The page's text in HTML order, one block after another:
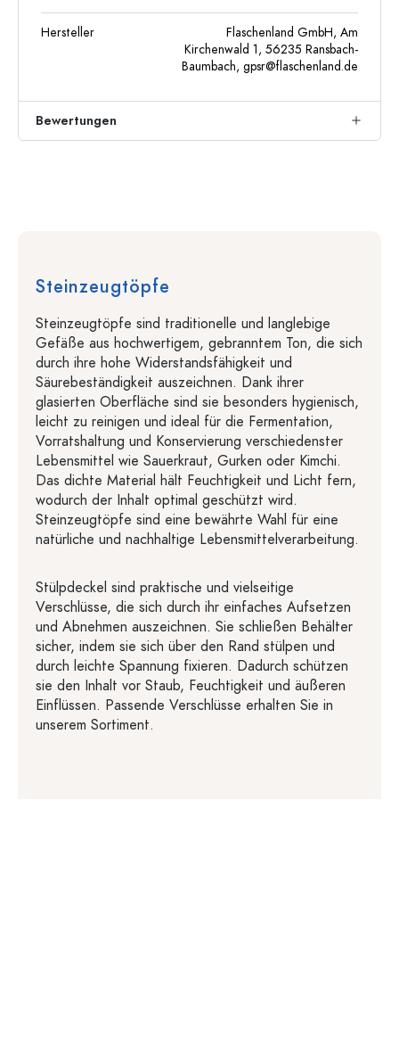
Hersteller
Flaschenland GmbH, Am
Kirchenwald 1, 56235 Ransbach-
Baumbach, gpsr@flaschenland.de
Bewertungen
Steinzeugtöpfe
Steinzeugtöpfe sind traditionelle und langlebige
Gefäße aus hochwertigem, gebranntem Ton, die sich
durch ihre hohe Widerstandsfähigkeit und
Säurebeständigkeit auszeichnen. Dank ihrer
glasierten Oberfläche sind sie besonders hygienisch,
leicht zu reinigen und ideal für die Fermentation,
Vorratshaltung und Konservierung verschiedenster
Lebensmittel wie Sauerkraut, Gurken oder Kimchi.
Das dichte Material hält Feuchtigkeit und Licht fern,
wodurch der Inhalt optimal geschützt wird.
Steinzeugtöpfe sind eine bewährte Wahl für eine
natürliche und nachhaltige Lebensmittelverarbeitung.
Stülpdeckel sind praktische und vielseitige
Verschlüsse, die sich durch ihr einfaches Aufsetzen
und Abnehmen auszeichnen. Sie schließen Behälter
sicher, indem sie sich über den Rand stülpen und
durch leichte Spannung fixieren. Dadurch schützen
sie den Inhalt vor Staub, Feuchtigkeit und äußeren
Einflüssen. Passende Verschlüsse erhalten Sie in
unserem Sortiment.